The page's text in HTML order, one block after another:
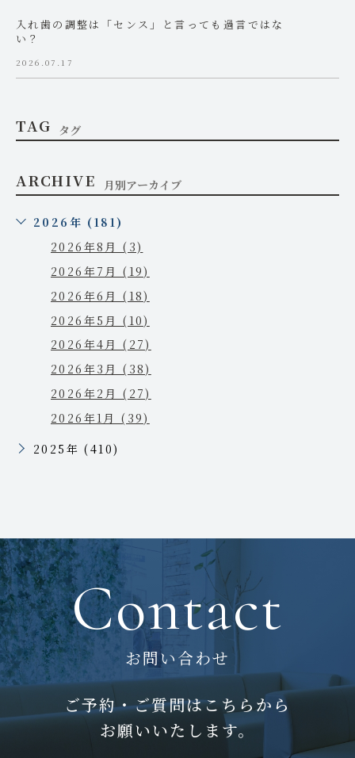
入れ歯の調整は「センス」と言っても過言ではな
い？
2026.07.17
TAG タグ
ARCHIVE 月別アーカイブ
2026年 (181)
2026年8月 (3)
2026年7月 (19)
2026年6月 (18)
2026年5月 (10)
2026年4月 (27)
2026年3月 (38)
2026年2月 (27)
2026年1月 (39)
2025年 (410)
Contact
お問い合わせ
ご予約・ご質問はこちらから
お願いいたします。